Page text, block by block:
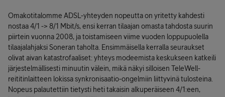
Omakotitalomme ADSL-yhteyden nopeutta on yritetty kahdesti
nostaa 4/1 -> 8/1 Mbit/s, ensi kerran tilaajan omasta tahdosta suurin
piirtein vuonna 2008, ja toistamiseen viime vuoden loppupuolella
tilaajalahjaksi Soneran taholta. Ensimmäisella kerralla seuraukset
olivat aivan katastrofaaliset: yhteys modeemista keskukseen katkeili
järjestelmällisesti minuutin välein, mikä näkyi silloisen TeleWell-
reititinlaitteen lokissa synkronisaatio-ongelmiin liittyvinä tulosteina.
Nopeus palautettiin tietysti heti takaisin alkuperäiseen 4/1:een,